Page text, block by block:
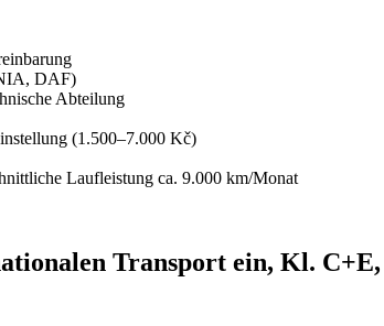
DAF)
Abteilung
(1.500–7.000 Kč)
Laufleistung ca. 9.000 km/Monat
Transport ein, Kl.